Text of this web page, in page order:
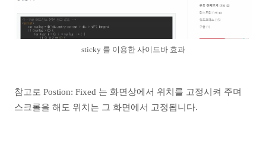
sticky 를 이용한 사이드바 효과
참고로 Postion: Fixed 는 화면상에서 위치를 고정시켜 주며
스크롤을 해도 위치는 그 화면에서 고정됩니다.